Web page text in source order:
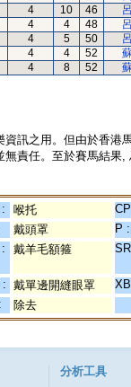
4 10 46
4 4 48
4 5 50
4 4 52
4 8 52
訊之用。但由於香
責任。至於賽馬結果,
喉托
戴頭罩 P :
戴羊毛額箍
: 戴單邊開縫眼罩
除去
分析工具